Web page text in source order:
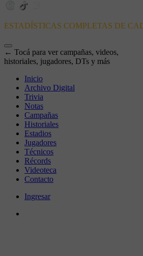
ESTADÍSTICAS COMPLETAS DE
← Tocá para ver campañas, videos,
historiales, jugadores, DTs y más
Inicio
Archivo Digital
Trivia
Notas
Campañas
Historiales
Estadios
Jugadores
Técnicos
Récords
Videoteca
Contacto
Ingresar